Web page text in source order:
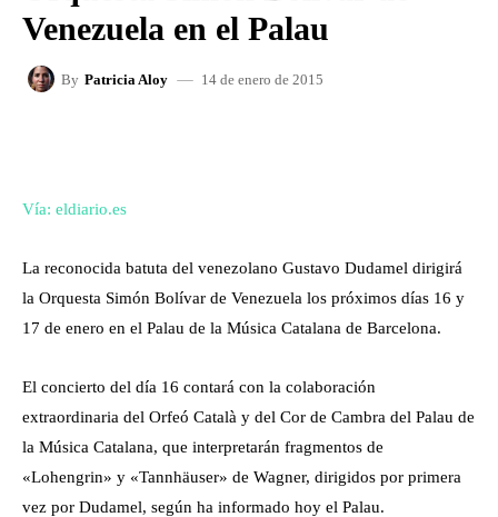
Venezuela en el Palau
By Patricia Aloy 14 de enero de 2015
Vía: eldiario.es
La reconocida batuta del venezolano Gustavo Dudamel dirigirá
la Orquesta Simón Bolívar de Venezuela los próximos días 16 y
17 de enero en el Palau de la Música Catalana de Barcelona.
El concierto del día 16 contará con la colaboración
extraordinaria del Orfeó Català y del Cor de Cambra del Palau de
la Música Catalana, que interpretarán fragmentos de
«Lohengrin» y «Tannhäuser» de Wagner, dirigidos por primera
vez por Dudamel, según ha informado hoy el Palau.